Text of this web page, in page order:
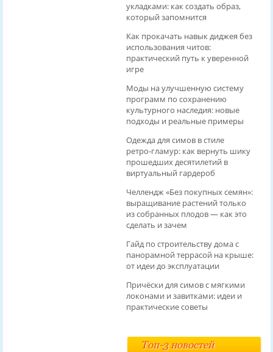
укладками: как создать образ,
который запомнится
Как прокачать навык диджея без
использования читов:
практический путь к уверенной
игре
Моды на улучшенную систему
программ по сохранению
культурного наследия: новые
подходы и реальные примеры
Одежда для симов в стиле
ретро‑гламур: как вернуть шику
прошедших десятилетий в
виртуальный гардероб
Челлендж «Без покупных семян»:
выращивание растений только
из собранных плодов — как это
сделать и зачем
Гайд по строительству дома с
панорамной террасой на крыше:
от идеи до эксплуатации
Причёски для симов с мягкими
локонами и завитками: идеи и
практические советы
Топ-3 новостей